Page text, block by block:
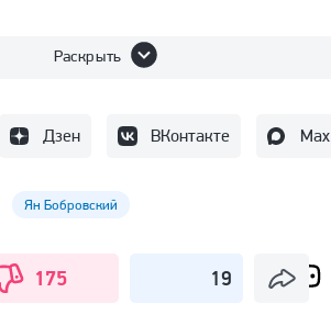
Раскрыть
Дзен ВКонтакте Max
Ян Бобровский
175 19